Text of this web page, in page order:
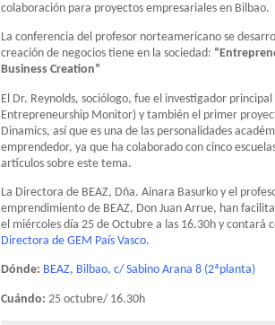
colaboración para proyectos empresariales en Bilbao.
La conferencia del profesor norteamericano se
creación de negocios tiene en la sociedad:
Business Creation”
El Dr. Reynolds, sociólogo, fue el investigador
Entrepreneurship Monitor) y también el primer
Dinamics, así que es una de las personalidades
emprendedor, ya que ha colaborado con cinco
artículos sobre este tema.
La Directora de BEAZ, Dña. Ainara Basurko y el
emprendimiento de BEAZ, Don Juan Arrue, han
el miércoles día 25 de Octubre a las 16.30h y contará
Directora de GEM País Vasco.
Dónde: BEAZ, Bilbao, c/ Sabino Arana 8 (2ªplanta)
Cuándo: 25 octubre/ 16.30h